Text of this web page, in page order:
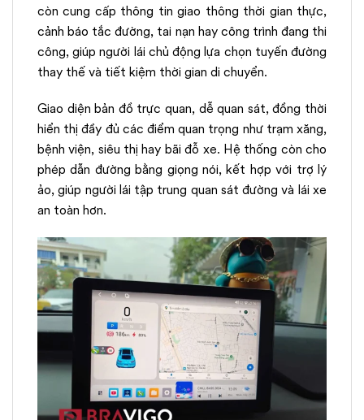
còn cung cấp thông tin giao thông thời gian thực,
cảnh báo tắc đường, tai nạn hay công trình đang thi
công, giúp người lái chủ động lựa chọn tuyến đường
thay thế và tiết kiệm thời gian di chuyển.
Giao diện bản đồ trực quan, dễ quan sát, đồng thời
hiển thị đầy đủ các điểm quan trọng như trạm xăng,
bệnh viện, siêu thị hay bãi đỗ xe. Hệ thống còn cho
phép dẫn đường bằng giọng nói, kết hợp với trợ lý
ảo, giúp người lái tập trung quan sát đường và lái xe
an toàn hơn.